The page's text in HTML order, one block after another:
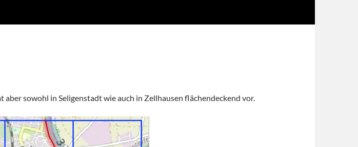
sowohl in Seligenstadt wie auch in Zellhausen flächendeckend vor.